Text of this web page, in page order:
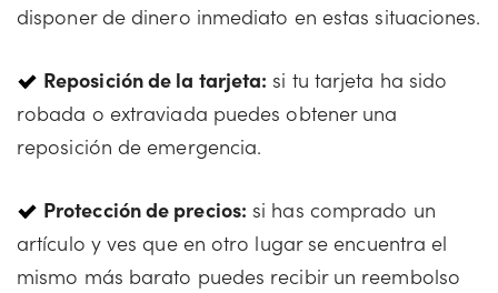
disponer de dinero inmediato en estas situaciones.
Reposición de la tarjeta: si tu tarjeta ha sido
robada o extraviada puedes obtener una
reposición de emergencia.
Protección de precios: si has comprado un
artículo y ves que en otro lugar se encuentra el
mismo más barato puedes recibir un reembolso